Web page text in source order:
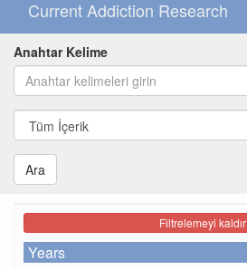
Current Addiction Research
Anahtar Kelime
Ara
Filtrelemeyi kaldır
Years